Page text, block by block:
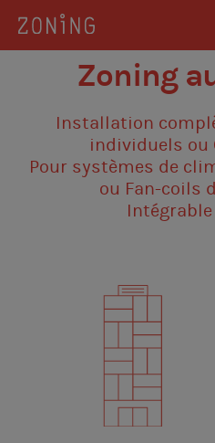
Zoning
Installation
individuels ou
Pour systèmes de
ou Fan-coils
Intégrable